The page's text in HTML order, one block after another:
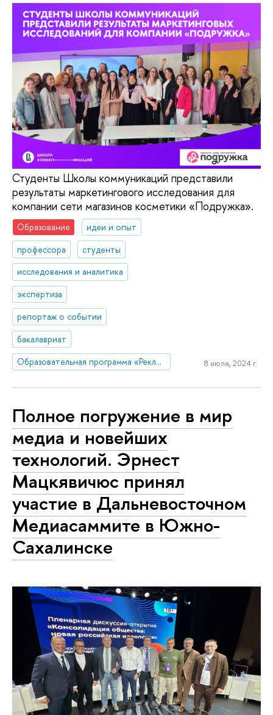
Студенты Школы коммуникаций представили
результаты маркетингового исследования для
компании сети магазинов косметики «Подружка».
Образование
идеи и опыт
профессора
студенты
исследования и аналитика
экспертиза
репортаж о событии
бакалавриат
Образовательная программа «Реклама и связи с общественностью»
8 июля, 2024 г.
Полное погружение в мир
медиа и новейших
технологий. Эрнест
Мацкявичюс принял
участие в Дальневосточном
Медиасаммите в Южно-
Сахалинске